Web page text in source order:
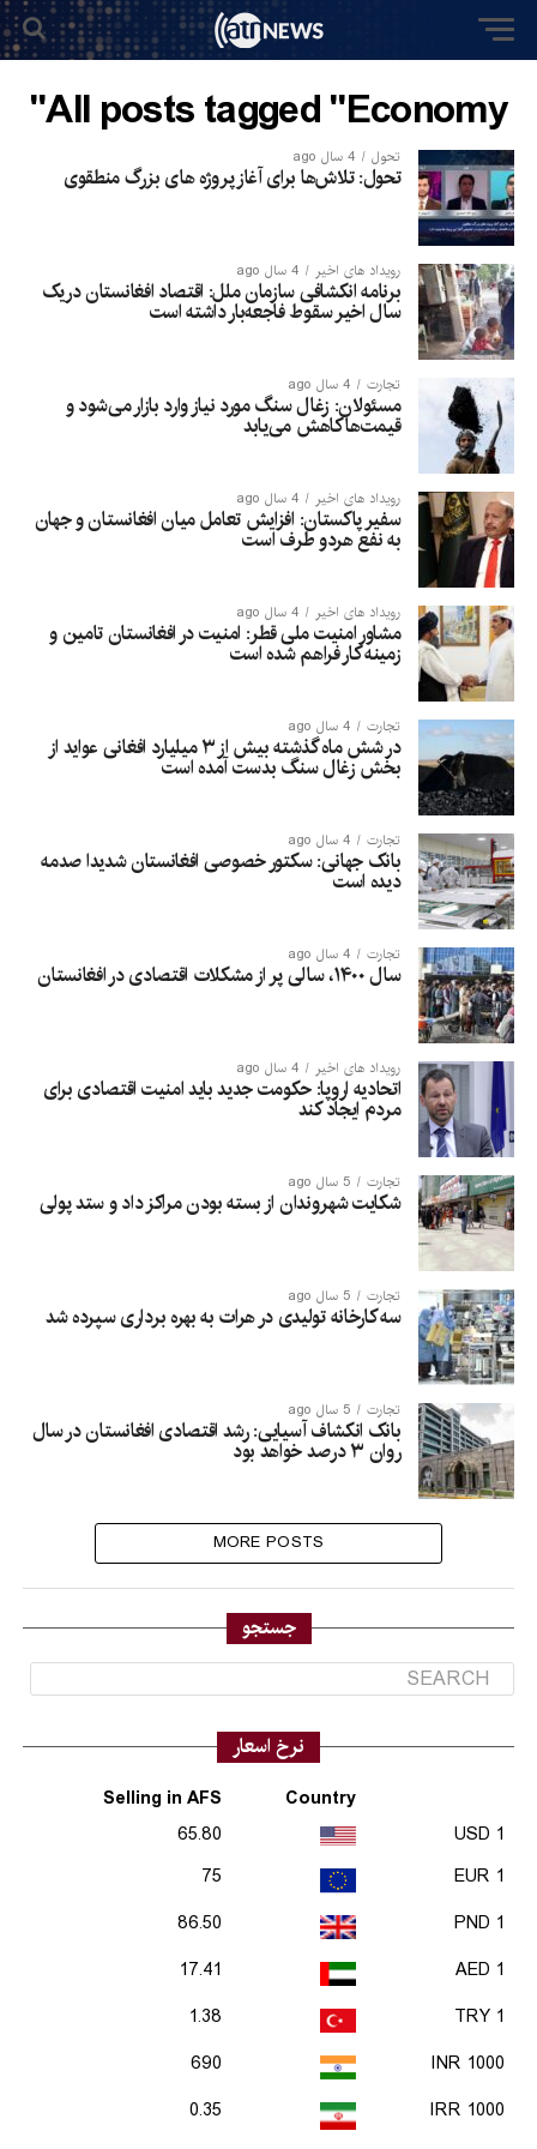
All posts tagged "Economy"
تحول 4 سال ago
تحول: تلاش‌ها برای آغاز پروژه های بزرگ منطقوی
رویداد های اخیر 4 سال ago
برنامه انکشافی سازمان ملل: اقتصاد افغانستان دریک
سال اخیر سقوط فاجعه‌بار داشته است
تجارت 4 سال ago
مسئولان: زغال سنگ مورد نیاز وارد بازار می‌شود و
قیمت‌ها کاهش می‌یابد
رویداد های اخیر 4 سال ago
سفیر پاکستان: افزایش تعامل میان افغانستان و جهان
به نفع هردو طرف است
رویداد های اخیر 4 سال ago
مشاور امنیت ملی قطر: امنیت در افغانستان تامین و
زمینه کار فراهم شده است
تجارت 4 سال ago
در شش ماه گذشته بیش از ۳ میلیارد افغانی عواید از
بخش زغال سنگ بدست آمده است
تجارت 4 سال ago
بانک جهانی: سکتور خصوصی افغانستان شدیدا صدمه
دیده است
تجارت 4 سال ago
سال ۱۴۰۰، سالی پر از مشکلات اقتصادی در افغانستان
رویداد های اخیر 4 سال ago
اتحادیه اروپا: حکومت جدید باید امنیت اقتصادی برای
مردم ایجاد کند
تجارت 5 سال ago
شکایت شهروندان از بسته بودن مراکز داد و ستد پولی
تجارت 5 سال ago
سه کارخانه تولیدی در هرات به بهره برداری سپرده شد
تجارت 5 سال ago
بانک انکشاف آسیایی: رشد اقتصادی افغانستان در سال
روان ۳ درصد خواهد بود
MORE POSTS
جستجو
نرخ اسعار
Country
Selling in AFS
1 USD
65.80
1 EUR
75
1 PND
86.50
1 AED
17.41
1 TRY
1.38
1000 INR
690
1000 IRR
0.35